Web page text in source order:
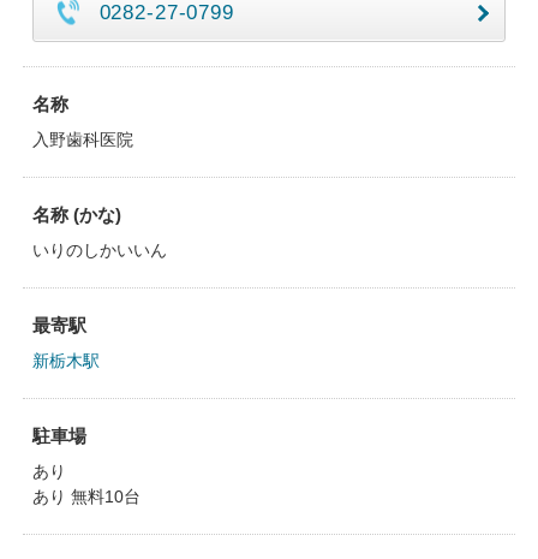
0282-27-0799
名称
入野歯科医院
名称 (かな)
いりのしかいいん
最寄駅
新栃木駅
駐車場
あり
あり 無料10台